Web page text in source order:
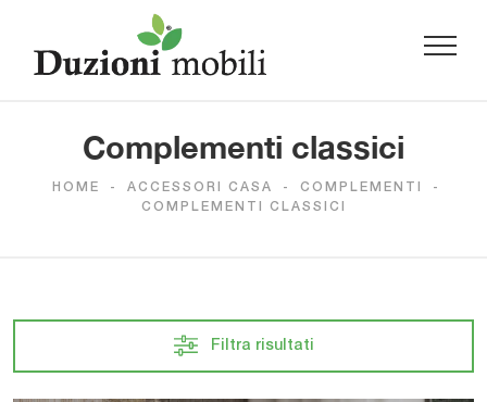
Complementi classici
HOME - ACCESSORI CASA - COMPLEMENTI
-
COMPLEMENTI CLASSICI
Filtra risultati